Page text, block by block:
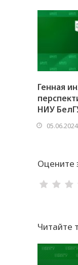
Генная
НИУ
05.06.2024
Оцените
Читайте